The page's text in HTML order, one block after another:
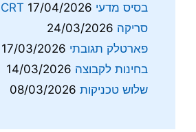
בסיס מדעי REACT CRT 17/04/2026
סריקה 24/03/2026
פארטלק תגובתי 17/03/2026
בחינות לקבוצה 14/03/2026
שלוש טכניקות 08/03/2026